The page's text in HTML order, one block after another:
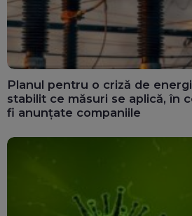
Planul pentru o criză de
stabilit ce măsuri se aplică, în
fi anunțate companiile